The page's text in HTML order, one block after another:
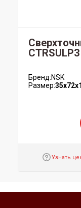
Бренд:NSK
Размер:
Узнать